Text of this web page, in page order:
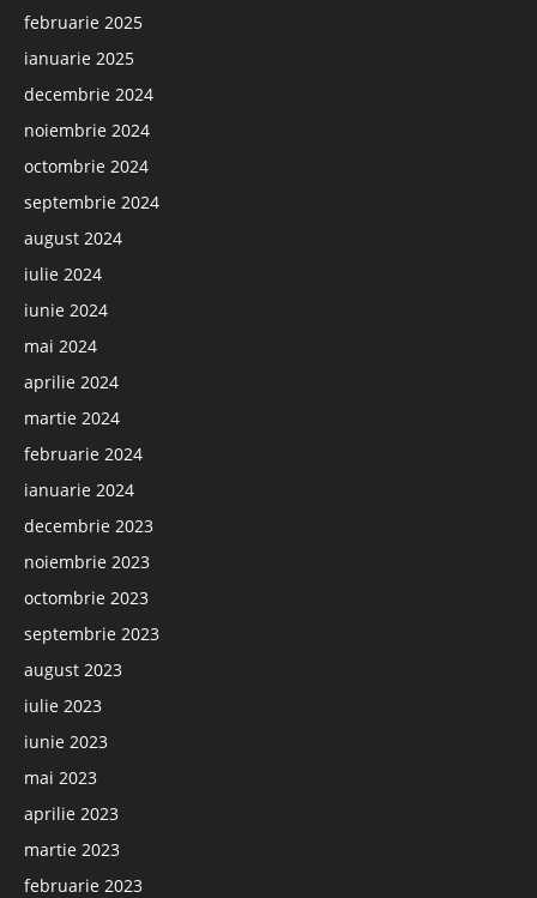
februarie 2025
ianuarie 2025
decembrie 2024
noiembrie 2024
octombrie 2024
septembrie 2024
august 2024
iulie 2024
iunie 2024
mai 2024
aprilie 2024
martie 2024
februarie 2024
ianuarie 2024
decembrie 2023
noiembrie 2023
octombrie 2023
septembrie 2023
august 2023
iulie 2023
iunie 2023
mai 2023
aprilie 2023
martie 2023
februarie 2023